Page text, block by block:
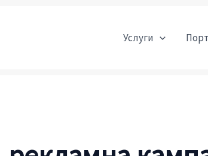
Услуги